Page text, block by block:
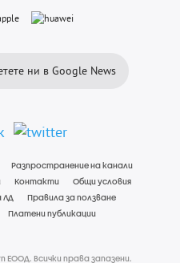
ни в Google News
Разпространение на канали
Контакти
Общи условия
ЛД
Правила за ползване
Платени публикации
ЕООД. Всички права запазени.